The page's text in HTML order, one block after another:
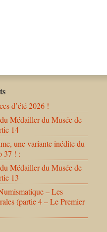
d’été 2026 !
Médailler du Musée de
14
une variante inédite du
37 ! :
Médailler du Musée de
13
– Les
(partie 4 – Le Premier